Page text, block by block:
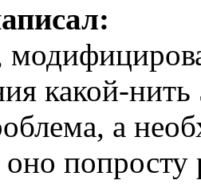
какой-
а
попросту